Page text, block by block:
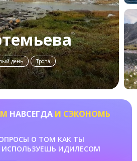
день
Тропа
НАВСЕГДА И СЭКОНОМЬ
О ТОМ КАК ТЫ
ИДИЛЕСОМ